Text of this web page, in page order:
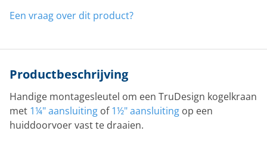
Een vraag over dit product?
Productbeschrijving
Handige montagesleutel om een TruDesign kogelkraan
met 1¼" aansluiting of1½" aansluiting op een
huiddoorvoer vast te draaien.